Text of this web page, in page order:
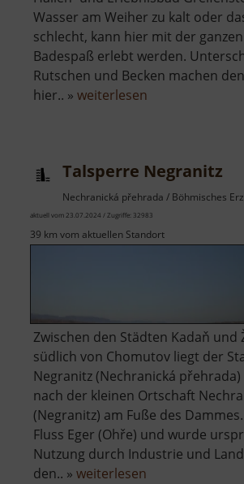
Wasser am Weiher zu kalt oder
schlecht, kann hier mit der
Badespaß erlebt werden.
Rutschen und Becken machen
hier.. » weiterlesen
Talsperre Negranitz
Nechranická přehrada / Böhmisches
aktuell vom 23.07.2024 / Zugriffe: 32983
39 km vom aktuellen Standort
Zwischen den Städten Kadaň und
südlich von Chomutov liegt der
Negranitz (Nechranická
nach der kleinen Ortschaft
(Negranitz) am Fuße des
Fluss Eger (Ohře) und wurde
Nutzung durch Industrie und
den.. » weiterlesen